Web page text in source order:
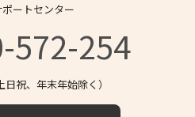
ートセンター
572-254
祝、年末年始除く）